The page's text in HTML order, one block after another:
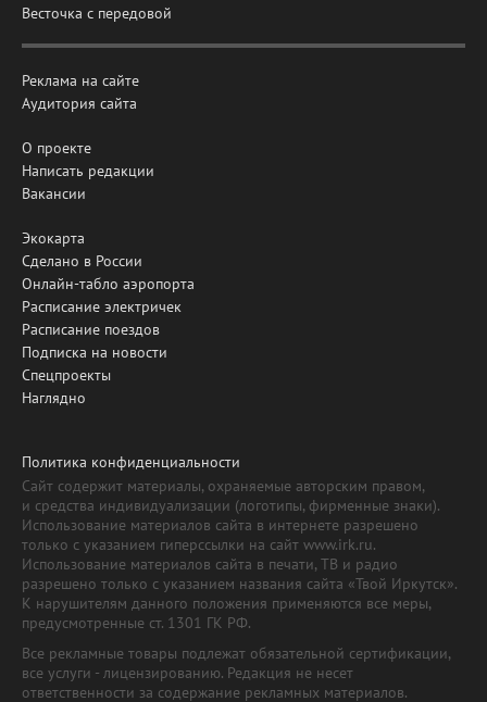
Весточка с передовой
Реклама на сайте
Аудитория сайта
О проекте
Написать редакции
Вакансии
Экокарта
Сделано в России
Онлайн-табло аэропорта
Расписание электричек
Расписание поездов
Подписка на новости
Спецпроекты
Наглядно
Политика конфиденциальности
Сайт содержит материалы, охраняемые авторским правом,
и средства индивидуализации (логотипы, фирменные знаки).
Использование материалов сайта в интернете разрешено
только с указанием гиперссылки на сайт www.irk.ru.
Использование материалов сайта в печати, ТВ и радио
разрешено только с указанием названия сайта «Твой Иркутск».
К нарушителям данного положения применяются все меры,
предусмотренные ст. 1301 ГК РФ.
Все рекламные товары подлежат обязательной сертификации,
все услуги - лицензированию. Редакция не несет
ответственности за содержание рекламных материалов.